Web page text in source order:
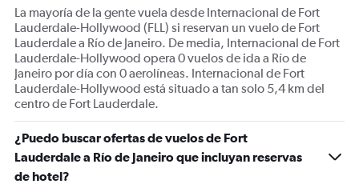
displaying
values.
Range:
0
to
1200.
La mayoría de la gente vuela desde Internacional de Fort
Lauderdale-Hollywood (FLL) si reservan un vuelo de Fort
Lauderdale a Río de Janeiro. De media, Internacional de Fort
Lauderdale-Hollywood opera 0 vuelos de ida a Río de
Janeiro por día con 0 aerolíneas. Internacional de Fort
Lauderdale-Hollywood está situado a tan solo 5,4 km del
centro de Fort Lauderdale.
¿Puedo buscar ofertas de vuelos de Fort
Lauderdale a Río de Janeiro que incluyan reservas
de hotel?